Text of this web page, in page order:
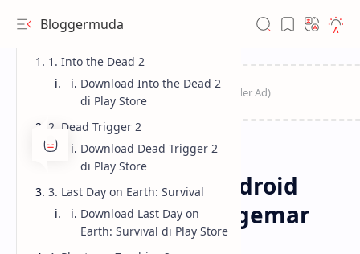
Bloggermuda
Game Game Android
11 Game Zombie Android
Terbaik untuk Penggemar
Keganasan
1. Into the Dead 2
Download Into the Dead 2
di Play Store
2. Dead Trigger 2
Download Dead Trigger 2
di Play Store
3. Last Day on Earth: Survival
Download Last Day on
Earth: Survival di Play Store